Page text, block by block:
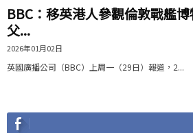
BBC：移英港人參觀倫敦戰艦
父...
2026年01月02日
英國廣播公司（BBC）上周一（29日）報道，2...